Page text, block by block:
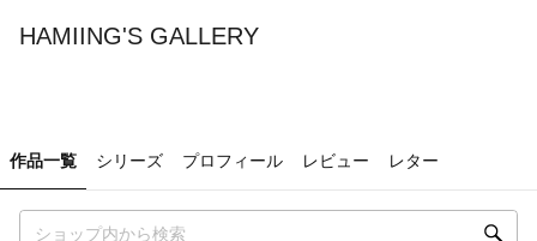
HAMIING'S GALLERY
作品一覧 シリーズ プロフィール レビュー レター